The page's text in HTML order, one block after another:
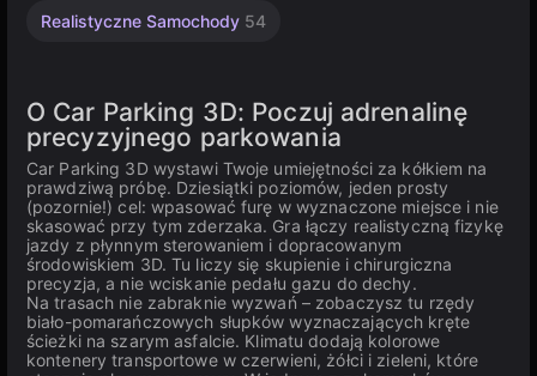
Realistyczne Samochody 54
O Car Parking 3D: Poczuj adrenalinę
precyzyjnego parkowania
Car Parking 3D wystawi Twoje umiejętności za kółkiem na
prawdziwą próbę. Dziesiątki poziomów, jeden prosty
(pozornie!) cel: wpasować furę w wyznaczone miejsce i nie
skasować przy tym zderzaka. Gra łączy realistyczną fizykę
jazdy z płynnym sterowaniem i dopracowanym
środowiskiem 3D. Tu liczy się skupienie i chirurgiczna
precyzja, a nie wciskanie pedału gazu do dechy.
Na trasach nie zabraknie wyzwań – zobaczysz tu rzędy
biało-pomarańczowych słupków wyznaczających kręte
ścieżki na szarym asfalcie. Klimatu dodają kolorowe
kontenery transportowe w czerwieni, żółci i zieleni, które